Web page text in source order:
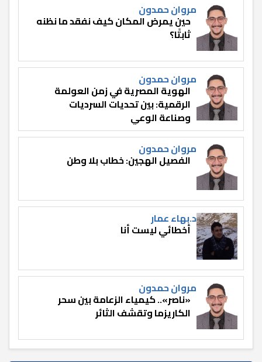
مروان حمدون
حين يمرض المكان كيف نفقد ما نظنه
ثابتًا؟
مروان حمدون
الهوية المصرية في زمن العولمة
الرقمية: بين تحديات السرديات
وصناعة الوعي
مروان حمدون
الفصيل الهجين: خطاب بلا وطن
د.بهاء عمار
أخطائي ليست أنا
مروان حمدون
«ناصر».. كيمياء الزعامة بين سحر
الكاريزما وتقشف الثائر